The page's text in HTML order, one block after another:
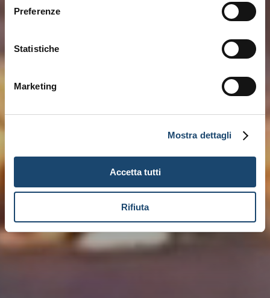
Preferenze
Statistiche
Marketing
Mostra dettagli
Accetta tutti
Rifiuta